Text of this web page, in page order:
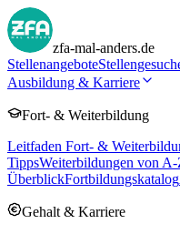
zfa-mal-anders.de
Stellenangebote
Ausbildung & Karriere
Fort- & Weiterbildung
Leitfaden Fort- &
TippsWeiterbildungen von A-
ÜberblickFortbildungskatalog
Gehalt & Karriere